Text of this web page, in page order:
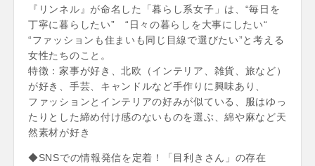
『リンネル』が命名した「暮らし系女子」は、“毎日を
丁寧に暮らしたい” “日々の暮らしを大事にしたい“
“ファッションも住まいも同じ目線で選びたい”と考える
女性たちのこと。
特徴：家事が好き、北欧（インテリア、雑貨、旅など）
が好き、手芸、キャンドルなど手作りに興味あり、
ファッションとインテリアの好みが似ている、服はゆっ
たりとした締め付け感のないものを選ぶ、綿や麻など天
然素材が好き
◆SNSでの情報発信を定着！「目利きさん」の存在